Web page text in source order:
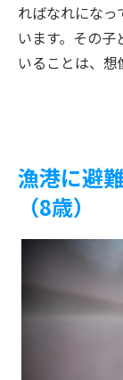
ればなれにな
います。その
いることは、想
漁港に避
（8歳）